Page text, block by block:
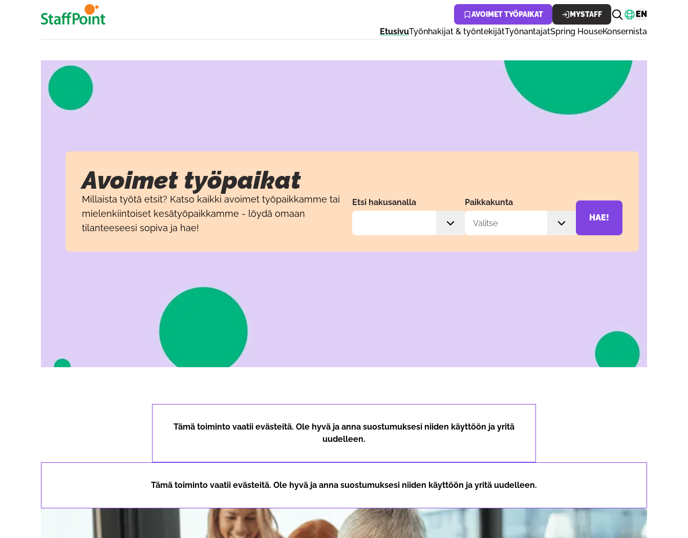
Hyppää pääsisältöön AVOIMET TYÖPAIKAT MYSTAFF Vaihda
EN
EtusivuTyönhakijat & työntekijätTyönantajatSpring HouseKonsernista
Avoimet työpaikat
Millaista työtä etsit? Katso kaikki avoimet työpaikkamme tai
mielenkiintoiset kesätyöpaikkamme - löydä omaan
tilanteeseesi sopiva ja hae!
Etsi hakusanalla
Paikkakunta
HAE!
Tämä toiminto vaatii evästeitä. Ole hyvä ja anna suostumuksesi niiden käyttöön ja yritä
uudelleen.
Tämä toiminto vaatii evästeitä. Ole hyvä ja anna suostumuksesi niiden käyttöön ja yritä uudelleen.